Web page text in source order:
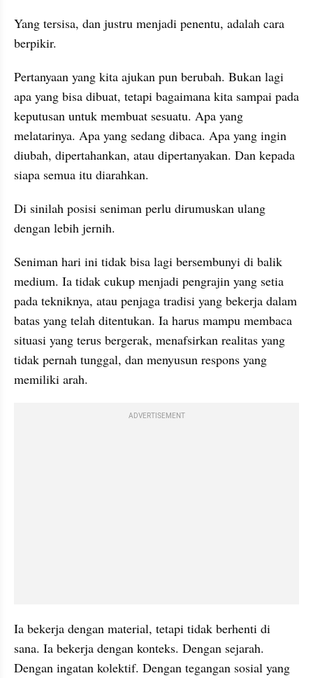
Yang tersisa, dan justru menjadi penentu, adalah cara
berpikir.
Pertanyaan yang kita ajukan pun berubah. Bukan lagi
apa yang bisa dibuat, tetapi bagaimana kita sampai pada
keputusan untuk membuat sesuatu. Apa yang
melatarinya. Apa yang sedang dibaca. Apa yang ingin
diubah, dipertahankan, atau dipertanyakan. Dan kepada
siapa semua itu diarahkan.
Di sinilah posisi seniman perlu dirumuskan ulang
dengan lebih jernih.
Seniman hari ini tidak bisa lagi bersembunyi di balik
medium. Ia tidak cukup menjadi pengrajin yang setia
pada tekniknya, atau penjaga tradisi yang bekerja dalam
batas yang telah ditentukan. Ia harus mampu membaca
situasi yang terus bergerak, menafsirkan realitas yang
tidak pernah tunggal, dan menyusun respons yang
memiliki arah.
ADVERTISEMENT
Ia bekerja dengan material, tetapi tidak berhenti di
sana. Ia bekerja dengan konteks. Dengan sejarah.
Dengan ingatan kolektif. Dengan tegangan sosial yang